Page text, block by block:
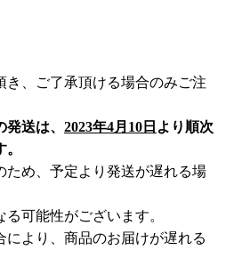
き、ご了承頂ける場合のみご注
送は、 2023年4月10日 より順次
ため、予定より発送が遅れる場
可能性がございます。
により、商品のお届けが遅れる